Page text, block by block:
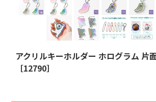
アクリルキーホルダー ホログラム
［12790］